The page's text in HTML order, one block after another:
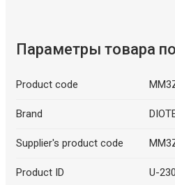
Параметры товара
Product code
Brand
Supplier's product code
Product ID U-